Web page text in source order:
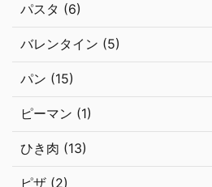
パスタ (6)
バレンタイン (5)
パン (15)
ピーマン (1)
ひき肉 (13)
ピザ (2)